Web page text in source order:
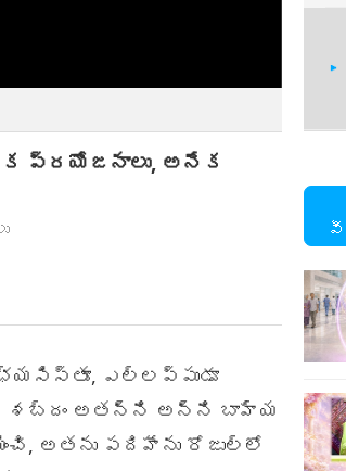
ప్రయోజనాలు, అనేక
ఎల్లప్పుడూ
శబ్దం అతన్ని అన్ని బాహ్య
అతను పదిహేను రోజుల్లో
24
25
26